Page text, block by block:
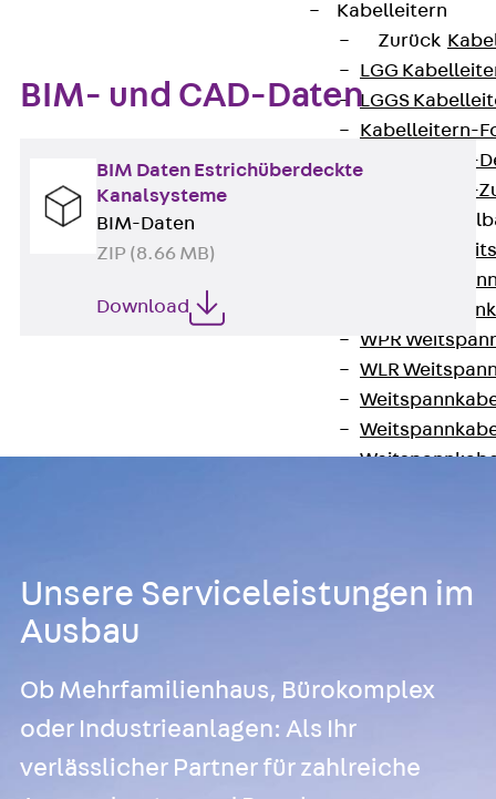
Kabelleitern
Zurück
LGG
LGGS
Kabelleitern-
Kabelleitern-
Kabelleitern-
WPL
WL
WPR
WLR
STU
ST
Steigetrassen-
Steigetrassen-
BIM- und CAD-Daten
BIM Daten Estrichüberdeckte
Kanalsysteme
BIM-Daten
ZIP (8.66 MB)
Download
Unsere Serviceleistungen im
Ausbau
Ob Mehrfamilienhaus, Bürokomplex
oder Industrieanlagen: Als Ihr
verlässlicher Partner für zahlreiche